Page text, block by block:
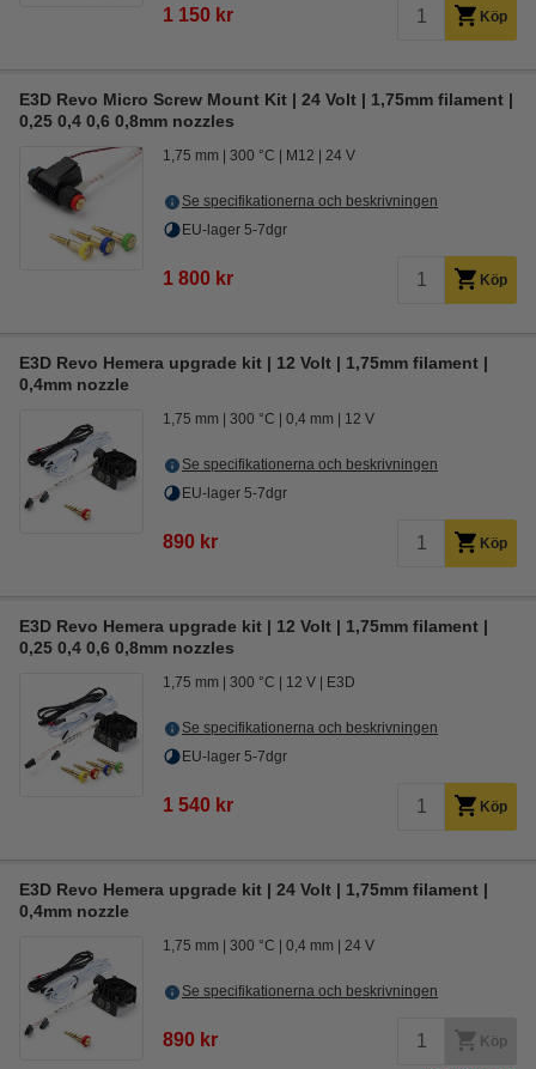
1 150 kr Köp
E3D Revo Micro Screw Mount Kit | 24 Volt | 1,75mm filament |
0,25 0,4 0,6 0,8mm nozzles
1,75 mm 300 °C M12 24 V
Se specifikationerna och beskrivningen
EU-lager 5-7dgr
1 800 kr Köp
E3D Revo Hemera upgrade kit | 12 Volt | 1,75mm filament |
0,4mm nozzle
1,75 mm 300 °C 0,4 mm 12 V
Se specifikationerna och beskrivningen
EU-lager 5-7dgr
890 kr Köp
E3D Revo Hemera upgrade kit | 12 Volt | 1,75mm filament |
0,25 0,4 0,6 0,8mm nozzles
1,75 mm 300 °C 12 V E3D
Se specifikationerna och beskrivningen
EU-lager 5-7dgr
1 540 kr Köp
E3D Revo Hemera upgrade kit | 24 Volt | 1,75mm filament |
0,4mm nozzle
1,75 mm 300 °C 0,4 mm 24 V
Se specifikationerna och beskrivningen
890 kr Köp